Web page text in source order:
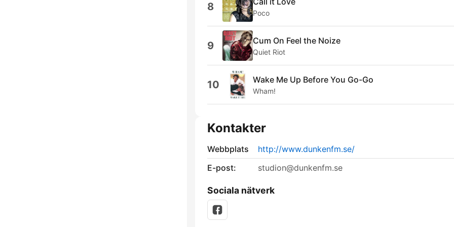
8 Poco
9 Cum On Feel the Noize
Quiet Riot
10 Wake Me Up Before You Go-Go
Wham!
Kontakter
Webbplats
http://www.dunkenfm.se/
E-post:
studion@dunkenfm.se
Sociala nätverk